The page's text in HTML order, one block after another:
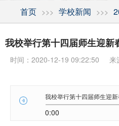
首页 >>> 学校新闻 >>>
我校举行第十四届师生迎新
时间：2020-12-19 09:22:50
0:00
我校举行第十四届师生迎